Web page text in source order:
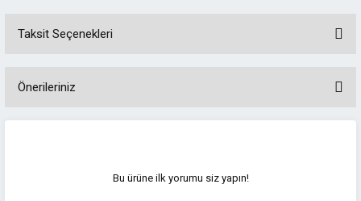
Taksit Seçenekleri
Önerileriniz
Görüş ve önerileriniz için teşekkür ederiz.
Bu ürüne ilk yorumu siz yapın!